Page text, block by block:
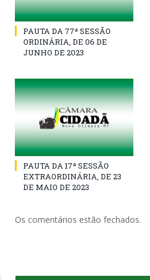
PAUTA DA 77ª SESSÃO
ORDINÁRIA, DE 06 DE
JUNHO DE 2023
PAUTA DA 17ª SESSÃO
EXTRAORDINÁRIA, DE 23
DE MAIO DE 2023
Os comentários estão fechados.